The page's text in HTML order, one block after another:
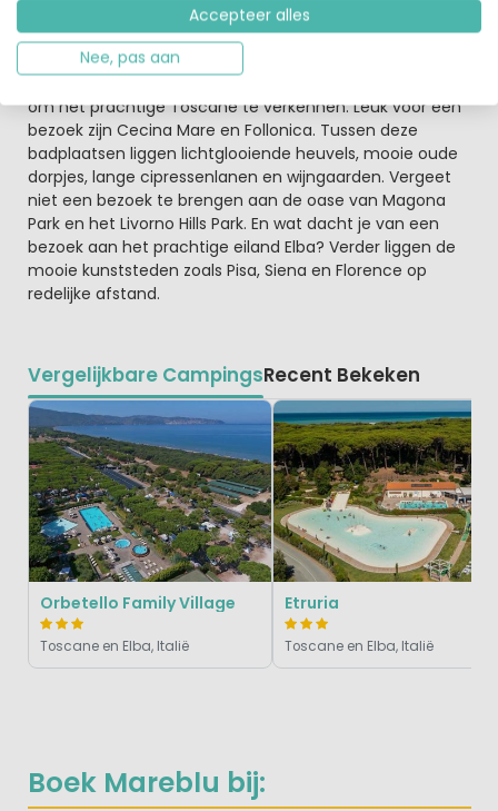
Boek Mareblu bij:
Aan deze Toscaanse kust kunnen duikers hun hart
ophalen en voor de sportieve watersporter is er een
surfschool! Voor actie op en in het water ben je hier op
de perfecte plek! De camping is een ideale uitvalsbasis
om het prachtige Toscane te verkennen. Leuk voor een
bezoek zijn Cecina Mare en Follonica. Tussen deze
badplaatsen liggen lichtglooiende heuvels, mooie oude
dorpjes, lange cipressenlanen en wijngaarden. Vergeet
niet een bezoek te brengen aan de oase van Magona
Park en het Livorno Hills Park. En wat dacht je van een
bezoek aan het prachtige eiland Elba? Verder liggen de
mooie kunststeden zoals Pisa, Siena en Florence op
redelijke afstand.
Vergelijkbare CampingsRecent Bekeken
Orbetello Family Village
Toscane en Elba, Italië
Etruria
Toscane en Elba, Italië
Accepteer alles
Nee, pas aan